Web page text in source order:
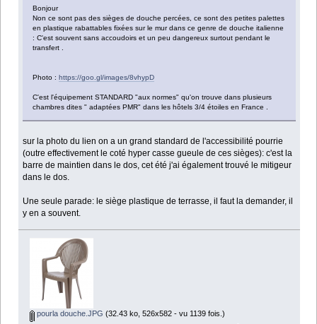
Bonjour
Non ce sont pas des sièges de douche percées, ce sont des petites palettes
en plastique rabattables fixées sur le mur dans ce genre de douche italienne
: C'est souvent sans accoudoirs et un peu dangereux surtout pendant le
transfert .
Photo : https://goo.gl/images/8vhypD
C'est l'équipement STANDARD "aux normes" qu'on trouve dans plusieurs
chambres dites " adaptées PMR" dans les hôtels 3/4 étoiles en France .
sur la photo du lien on a un grand standard de l'accessibilité pourrie
(outre effectivement le coté hyper casse gueule de ces sièges): c'est la
barre de maintien dans le dos, cet été j'ai également trouvé le mitigeur
dans le dos.
Une seule parade: le siège plastique de terrasse, il faut la demander, il
y en a souvent.
pourla douche.JPG (32.43 ko, 526x582 - vu 1139 fois.)